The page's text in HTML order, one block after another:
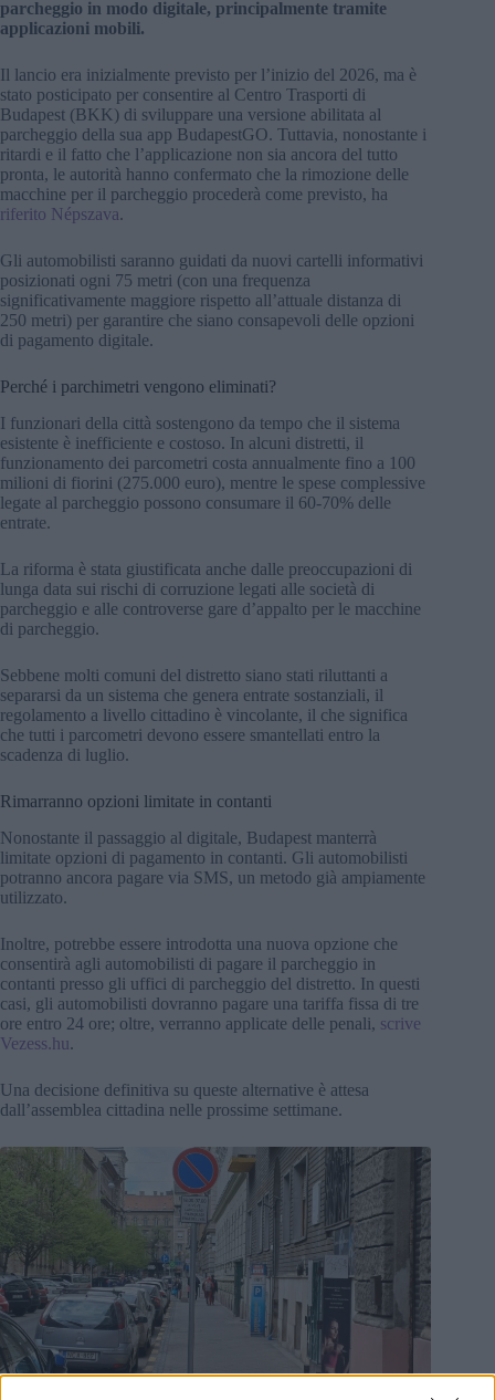
parcheggio in modo digitale, principalmente tramite
applicazioni mobili.
Il lancio era inizialmente previsto per l’inizio del 2026, ma è
stato posticipato per consentire al Centro Trasporti di
Budapest (BKK) di sviluppare una versione abilitata al
parcheggio della sua app BudapestGO. Tuttavia, nonostante i
ritardi e il fatto che l’applicazione non sia ancora del tutto
pronta, le autorità hanno confermato che la rimozione delle
macchine per il parcheggio procederà come previsto, ha
riferito Népszava.
Gli automobilisti saranno guidati da nuovi cartelli informativi
posizionati ogni 75 metri (con una frequenza
significativamente maggiore rispetto all’attuale distanza di
250 metri) per garantire che siano consapevoli delle opzioni
di pagamento digitale.
Perché i parchimetri vengono eliminati?
I funzionari della città sostengono da tempo che il sistema
esistente è inefficiente e costoso. In alcuni distretti, il
funzionamento dei parcometri costa annualmente fino a 100
milioni di fiorini (275.000 euro), mentre le spese complessive
legate al parcheggio possono consumare il 60-70% delle
entrate.
La riforma è stata giustificata anche dalle preoccupazioni di
lunga data sui rischi di corruzione legati alle società di
parcheggio e alle controverse gare d’appalto per le macchine
di parcheggio.
Sebbene molti comuni del distretto siano stati riluttanti a
separarsi da un sistema che genera entrate sostanziali, il
regolamento a livello cittadino è vincolante, il che significa
che tutti i parcometri devono essere smantellati entro la
scadenza di luglio.
Rimarranno opzioni limitate in contanti
Nonostante il passaggio al digitale, Budapest manterrà
limitate opzioni di pagamento in contanti. Gli automobilisti
potranno ancora pagare via SMS, un metodo già ampiamente
utilizzato.
Inoltre, potrebbe essere introdotta una nuova opzione che
consentirà agli automobilisti di pagare il parcheggio in
contanti presso gli uffici di parcheggio del distretto. In questi
casi, gli automobilisti dovranno pagare una tariffa fissa di tre
ore entro 24 ore; oltre, verranno applicate delle penali, scrive
Vezess.hu.
Una decisione definitiva su queste alternative è attesa
dall’assemblea cittadina nelle prossime settimane.